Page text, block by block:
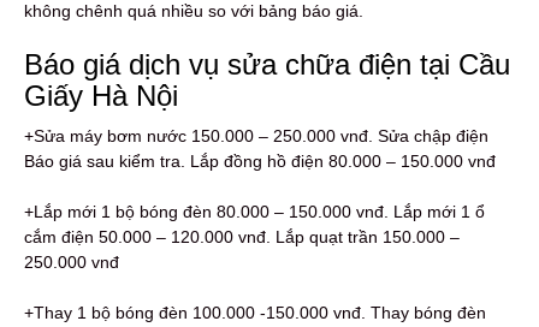
không chênh quá nhiều so với bảng báo giá.
Báo giá dịch vụ sửa chữa điện tại Cầu
Giấy Hà Nội
+Sửa máy bơm nước 150.000 – 250.000 vnđ. Sửa chập điện
Báo giá sau kiểm tra. Lắp đồng hồ điện 80.000 – 150.000 vnđ
+Lắp mới 1 bộ bóng đèn 80.000 – 150.000 vnđ. Lắp mới 1 ổ
cắm điện 50.000 – 120.000 vnđ. Lắp quạt trần 150.000 –
250.000 vnđ
+Thay 1 bộ bóng đèn 100.000 -150.000 vnđ. Thay bóng đèn